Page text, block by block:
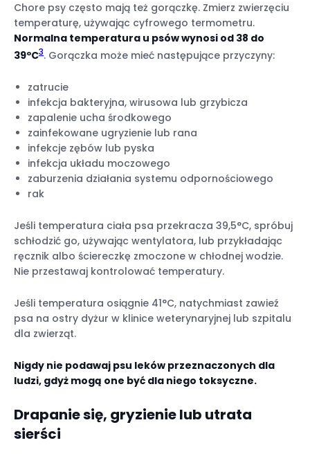
Chore psy często mają też gorączkę. Zmierz zwierzęciu
temperaturę, używając cyfrowego termometru.
Normalna temperatura u psów wynosi od 38 do
39ºC3. Gorączka może mieć następujące przyczyny:
zatrucie
infekcja bakteryjna, wirusowa lub grzybicza
zapalenie ucha środkowego
zainfekowane ugryzienie lub rana
infekcje zębów lub pyska
infekcja układu moczowego
zaburzenia działania systemu odpornościowego
rak
Jeśli temperatura ciała psa przekracza 39,5°C, spróbuj
schłodzić go, używając wentylatora, lub przykładając
ręcznik albo ściereczkę zmoczone w chłodnej wodzie.
Nie przestawaj kontrolować temperatury.
Jeśli temperatura osiągnie 41°C, natychmiast zawieź
psa na ostry dyżur w klinice weterynaryjnej lub szpitalu
dla zwierząt.
Nigdy nie podawaj psu leków przeznaczonych dla
ludzi, gdyż mogą one być dla niego toksyczne.
Drapanie się, gryzienie lub utrata
sierści